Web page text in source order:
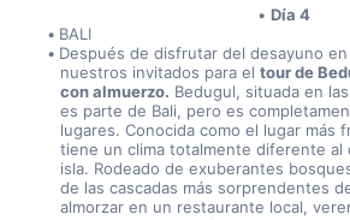
Día 4
BALI
Después de disfrutar del desayuno
nuestros invitados para el tour de
con almuerzo. Bedugul, situada en
es parte de Bali, pero es
lugares. Conocida como el lugar más
tiene un clima totalmente diferente al
isla. Rodeado de exuberantes
de las cascadas más sorprendentes
almorzar en un restaurante local,